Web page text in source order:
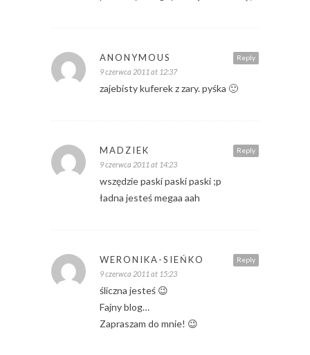
Reply
ANONYMOUS
9 czerwca 2011 at 12:37
zajebisty kuferek z zary. pyśka 🙂
Reply
MADZIEK
9 czerwca 2011 at 14:23
wszędzie paski paski paski ;p
ładna jesteś megaa aah
Reply
WERONIKA-SIEŃKO
9 czerwca 2011 at 15:23
śliczna jesteś 😉
Fajny blog…
Zapraszam do mnie! 😉